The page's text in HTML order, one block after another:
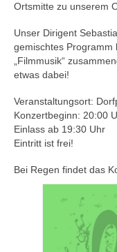
Ortsmitte zu unserem
Unser Dirigent
gemischtes
„Filmmusik“
etwas dabei!
Veranstaltungsort:
Konzertbeginn: 20:00
Einlass ab 19:30 Uhr
Eintritt ist frei!
Bei Regen findet das